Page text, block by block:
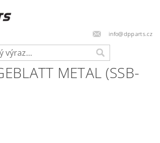
info@dpparts.cz
METAL (SSB-